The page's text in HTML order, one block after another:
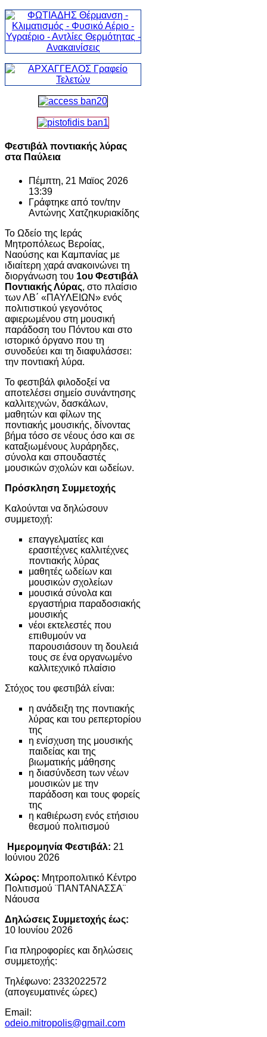
Φεστιβάλ ποντιακής λύρας
στα Παύλεια
Πέμπτη, 21 Μαϊος 2026
13:39
Γράφτηκε από τον/την
Αντώνης Χατζηκυριακίδης
Το Ωδείο της Ιεράς
Μητροπόλεως Βεροίας,
Ναούσης και Καμπανίας με
ιδιαίτερη χαρά ανακοινώνει τη
διοργάνωση του 1ου Φεστιβάλ
Ποντιακής Λύρας, στο πλαίσιο
των ΛΒ΄ «ΠΑΥΛΕΙΩΝ» ενός
πολιτιστικού γεγονότος
αφιερωμένου στη μουσική
παράδοση του Πόντου και στο
ιστορικό όργανο που τη
συνοδεύει και τη διαφυλάσσει:
την ποντιακή λύρα.
Το φεστιβάλ φιλοδοξεί να
αποτελέσει σημείο συνάντησης
καλλιτεχνών, δασκάλων,
μαθητών και φίλων της
ποντιακής μουσικής, δίνοντας
βήμα τόσο σε νέους όσο και σε
καταξιωμένους λυράρηδες,
σύνολα και σπουδαστές
μουσικών σχολών και ωδείων.
Πρόσκληση Συμμετοχής
Καλούνται να δηλώσουν
συμμετοχή:
επαγγελματίες και
ερασιτέχνες καλλιτέχνες
ποντιακής λύρας
μαθητές ωδείων και
μουσικών σχολείων
μουσικά σύνολα και
εργαστήρια παραδοσιακής
μουσικής
νέοι εκτελεστές που
επιθυμούν να
παρουσιάσουν τη δουλειά
τους σε ένα οργανωμένο
καλλιτεχνικό πλαίσιο
Στόχος του φεστιβάλ είναι:
η ανάδειξη της ποντιακής
λύρας και του ρεπερτορίου
της
η ενίσχυση της μουσικής
παιδείας και της
βιωματικής μάθησης
η διασύνδεση των νέων
μουσικών με την
παράδοση και τους φορείς
της
η καθιέρωση ενός ετήσιου
θεσμού πολιτισμού
Ημερομηνία Φεστιβάλ: 21
Ιούνιου 2026
Χώρος: Μητροπολιτικό Κέντρο
Πολιτισμού ¨ΠΑΝΤΑΝΑΣΣΑ¨
Νάουσα
Δηλώσεις Συμμετοχής έως:
10 Ιουνίου 2026
Για πληροφορίες και δηλώσεις
συμμετοχής:
Τηλέφωνο: 2332022572
(απογευματινές ώρες)
Email:
odeio.mitropolis@gmail.com